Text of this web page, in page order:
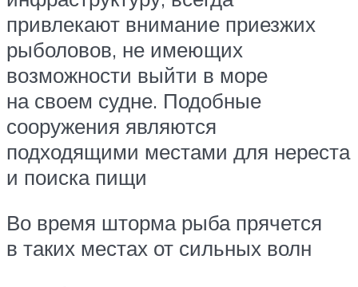
привлекают внимание приезжих
рыболовов, не имеющих
возможности выйти в море
на своем судне. Подобные
сооружения являются
подходящими местами для нереста
и поиска пищи
Во время шторма рыба прячется
в таких местах от сильных волн